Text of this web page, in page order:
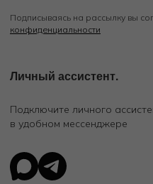
Подписываясь на рассылку вы
конфиденциальности
Личный ассистент.
Подключите личного
в удобном мессенджере